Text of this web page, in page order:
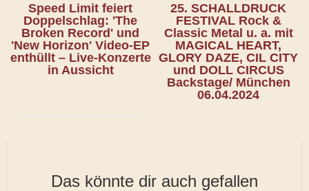
Speed Limit feiert
Doppelschlag: 'The
Broken Record' und
'New Horizon' Video-EP
enthüllt – Live-Konzerte
in Aussicht
25. SCHALLDRUCK
FESTIVAL Rock &
Classic Metal u. a. mit
MAGICAL HEART,
GLORY DAZE, CIL CITY
und DOLL CIRCUS
Backstage/ München
06.04.2024
Das könnte dir auch gefallen